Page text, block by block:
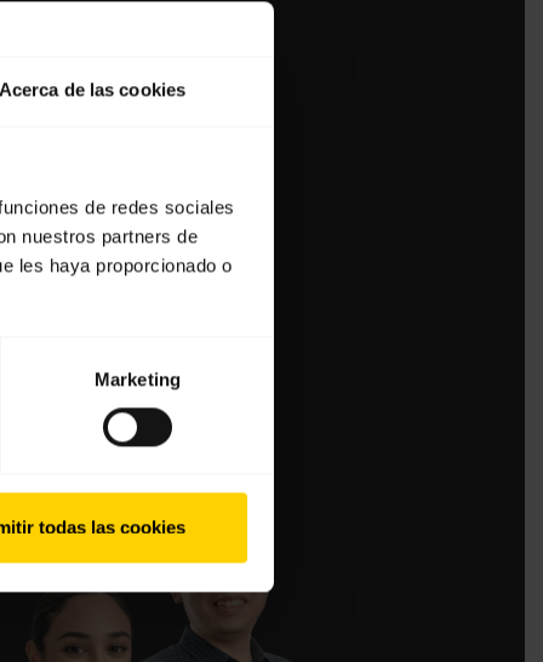
de las cookies
de redes sociales
nuestros partners de
les haya proporcionado o
Marketing
todas las cookies